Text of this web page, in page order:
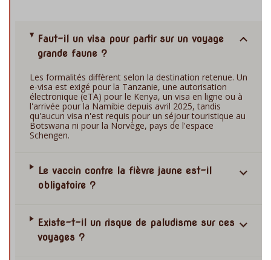
Faut-il un visa pour partir sur un voyage
grande faune ?
Les formalités diffèrent selon la destination retenue. Un
e-visa est exigé pour la Tanzanie, une autorisation
électronique (eTA) pour le Kenya, un visa en ligne ou à
l'arrivée pour la Namibie depuis avril 2025, tandis
qu'aucun visa n'est requis pour un séjour touristique au
Botswana ni pour la Norvège, pays de l'espace
Schengen.
Le vaccin contre la fièvre jaune est-il
obligatoire ?
Existe-t-il un risque de paludisme sur ces
voyages ?